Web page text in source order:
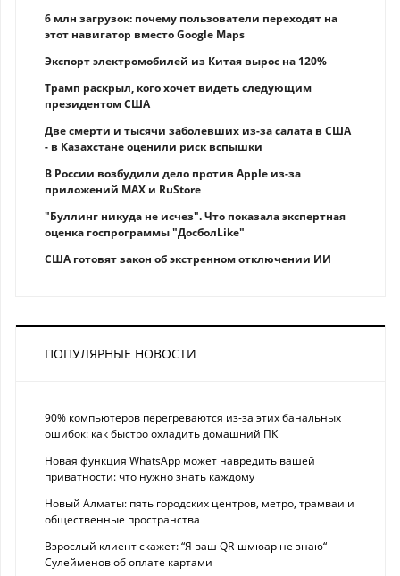
6 млн загрузок: почему пользователи переходят на
этот навигатор вместо Google Maps
Экспорт электромобилей из Китая вырос на 120%
Трамп раскрыл, кого хочет видеть следующим
президентом США
Две смерти и тысячи заболевших из-за салата в США
- в Казахстане оценили риск вспышки
В России возбудили дело против Apple из-за
приложений MAX и RuStore
"Буллинг никуда не исчез". Что показала экспертная
оценка госпрограммы "ДосболLike"
США готовят закон об экстренном отключении ИИ
ПОПУЛЯРНЫЕ НОВОСТИ
90% компьютеров перегреваются из-за этих банальных
ошибок: как быстро охладить домашний ПК
Новая функция WhatsApp может навредить вашей
приватности: что нужно знать каждому
Новый Алматы: пять городских центров, метро, трамваи и
общественные пространства
Взрослый клиент скажет: “Я ваш QR-шмюар не знаю“ -
Сулейменов об оплате картами